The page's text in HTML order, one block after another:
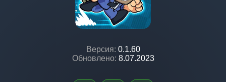
Версия: 0.1.60
Обновлено: 8.07.2023